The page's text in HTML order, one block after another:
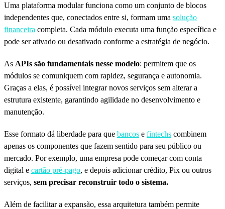
Uma plataforma modular funciona como um conjunto de blocos
independentes que, conectados entre si, formam uma solução
financeira completa. Cada módulo executa uma função específica e
pode ser ativado ou desativado conforme a estratégia de negócio.
As APIs são fundamentais nesse modelo: permitem que os
módulos se comuniquem com rapidez, segurança e autonomia.
Graças a elas, é possível integrar novos serviços sem alterar a
estrutura existente, garantindo agilidade no desenvolvimento e
manutenção.
Esse formato dá liberdade para que bancos e fintechs combinem
apenas os componentes que fazem sentido para seu público ou
mercado. Por exemplo, uma empresa pode começar com conta
digital e cartão pré-pago, e depois adicionar crédito, Pix ou outros
serviços, sem precisar reconstruir todo o sistema.
Além de facilitar a expansão, essa arquitetura também permite